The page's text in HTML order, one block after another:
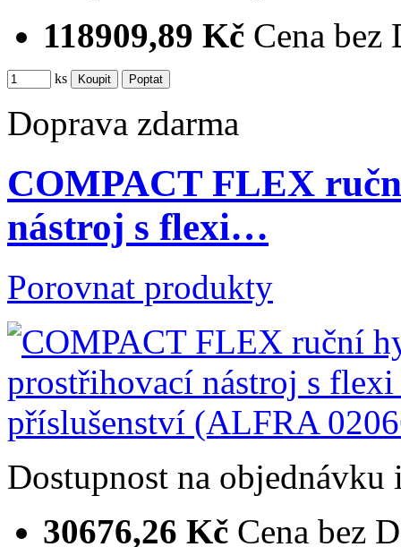
118909,89 Kč Cena bez
ks
Doprava zdarma
COMPACT FLEX
nástroj s flexi…
Porovnat produkty
Dostupnost na objednávku
30676,26 Kč Cena bez